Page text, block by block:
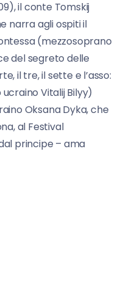
il conte Tomskij
narra agli ospiti il
(mezzosoprano
del segreto delle
il tre, il sette e l’asso:
Vitalij Bilyy)
Oksana Dyka, che
al Festival
principe – ama